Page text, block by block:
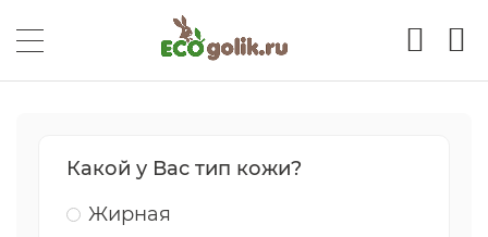
Какой у Вас тип кожи?
Жирная